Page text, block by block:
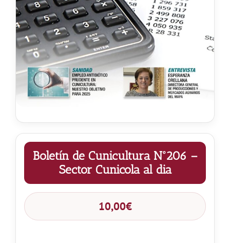
Contactar
WooCommerce My Account
WooCommerce Cart
Boletín de Cunicultura Nº206 –
Sector Cunicola al dia
10,00€